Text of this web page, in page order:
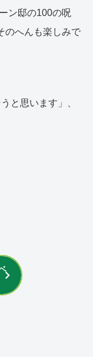
ン邸の100の呪
のへんも楽しみで
と思います」、